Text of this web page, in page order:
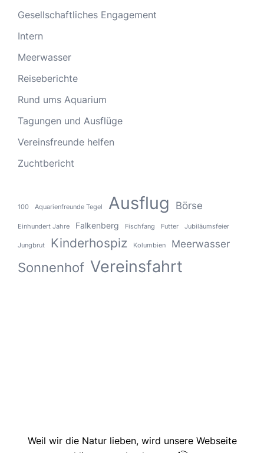
Gesellschaftliches Engagement
Intern
Meerwasser
Reiseberichte
Rund ums Aquarium
Tagungen und Ausflüge
Vereinsfreunde helfen
Zuchtbericht
100 Aquarienfreunde Tegel Ausflug Börse
Einhundert Jahre Falkenberg Fischfang Futter Jubiläumsfeier
Jungbrut Kinderhospiz Kolumbien Meerwasser
Sonnenhof Vereinsfahrt
Weil wir die Natur lieben, wird unsere Webseite